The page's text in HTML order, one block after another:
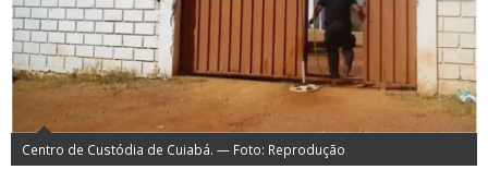
Centro de Custódia de Cuiabá. — Foto: Reprodução